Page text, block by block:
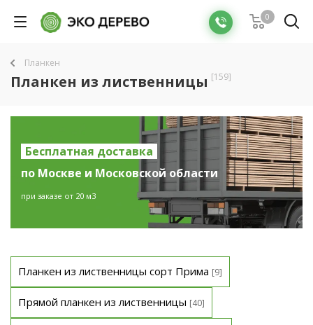
0
Планкен
Планкен из лиственницы [159]
Бесплатная доставка
по Москве и Московской области
при заказе от 20 м3
Планкен из лиственницы сорт Прима [9]
Прямой планкен из лиственницы [40]